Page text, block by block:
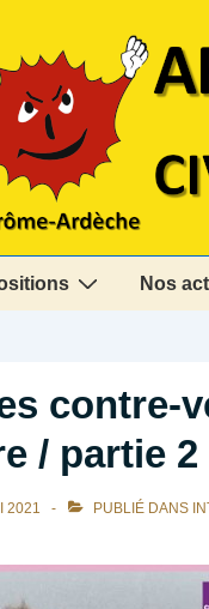
Nos
contre-
/ partie 2
2021 PUBLIÉ DANS